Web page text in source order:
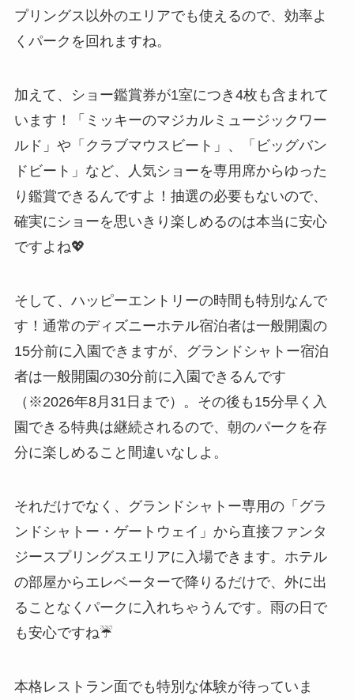
プリングス以外のエリアでも使えるので、効率よ
くパークを回れますね。
加えて、ショー鑑賞券が1室につき4枚も含まれて
います！「ミッキーのマジカルミュージックワー
ルド」や「クラブマウスビート」、「ビッグバン
ドビート」など、人気ショーを専用席からゆった
り鑑賞できるんですよ！抽選の必要もないので、
確実にショーを思いきり楽しめるのは本当に安心
ですよね💖
そして、ハッピーエントリーの時間も特別なんで
す！通常のディズニーホテル宿泊者は一般開園の
15分前に入園できますが、グランドシャトー宿泊
者は一般開園の30分前に入園できるんです
（※2026年8月31日まで）。その後も15分早く入
園できる特典は継続されるので、朝のパークを存
分に楽しめること間違いなしよ。
それだけでなく、グランドシャトー専用の「グラ
ンドシャトー・ゲートウェイ」から直接ファンタ
ジースプリングスエリアに入場できます。ホテル
の部屋からエレベーターで降りるだけで、外に出
ることなくパークに入れちゃうんです。雨の日で
も安心ですね☔
本格レストラン面でも特別な体験が待っていま